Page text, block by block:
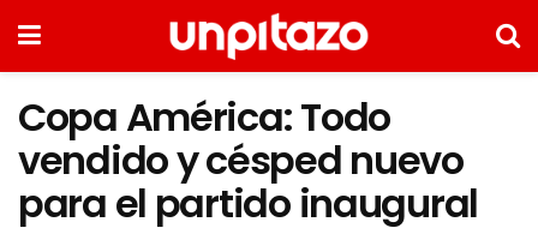
Copa América: Todo
vendido y césped nuevo
para el partido inaugural